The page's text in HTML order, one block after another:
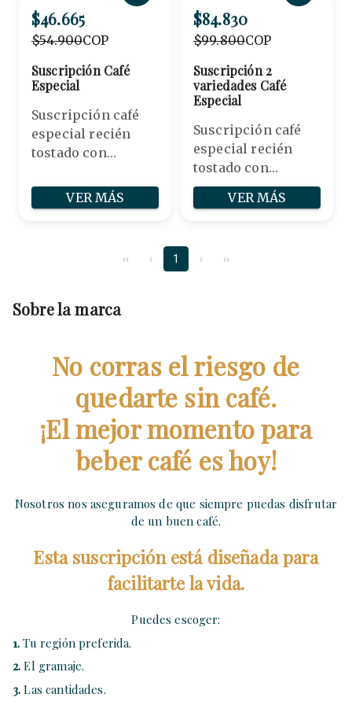
$46.665
$54.900COP
Suscripción Café
Especial
Suscripción café
especial recién
tostado con
origen.VER MÁS
$84.830
$99.800COP
Suscripción 2
variedades Café
Especial
Suscripción café
especial recién
tostado con
denominación de
origen. Puedes
favoritas en una
VER MÁS
‹‹ ‹ 1 › ››
Sobre la marca
No corras el riesgo de
quedarte sin café.
¡El mejor momento para
beber café es hoy!
Nosotros nos aseguramos de que siempre puedas disfrutar
de un buen café.
Esta suscripción está diseñada para
facilitarte la vida.
Puedes escoger:
1. Tu región preferida.
2. El gramaje.
3. Las cantidades.